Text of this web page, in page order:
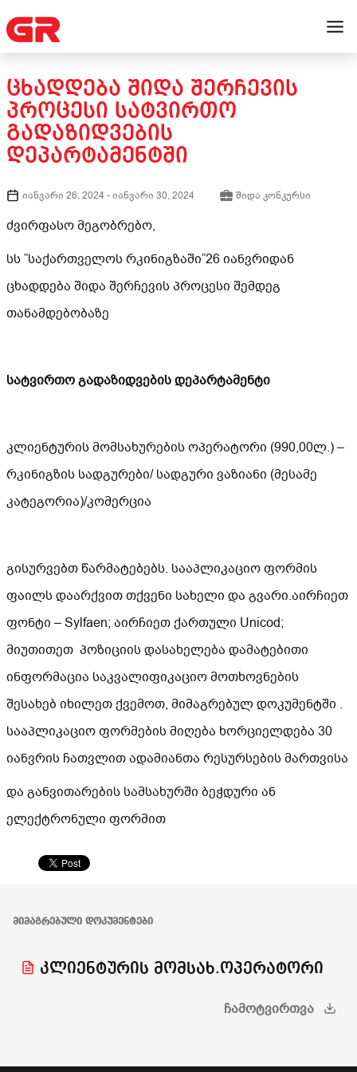
ᲪᲮᲐᲓᲓᲔᲑᲐ ᲨᲘᲓᲐ ᲨᲔᲠᲩᲔᲕᲘᲡ
ᲞᲠᲝᲪᲔᲡᲘ ᲡᲐᲢᲕᲘᲠᲗᲝ
ᲒᲐᲓᲐᲖᲘᲓᲕᲔᲑᲘᲡ
ᲓᲔᲞᲐᲠᲢᲐᲛᲔᲜᲢᲨᲘ
იანვარი 26, 2024 -იანვარი 30, 2024 შიდა კონკურსი
ძვირფასო მეგობრებო,
სს ”საქართველოს რკინიგზაში”26 იანვრიდან
ცხადდება შიდა შერჩევის პროცესი შემდეგ
თანამდებობაზე
სატვირთო გადაზიდვების დეპარტამენტი
კლიენტურის მომსახურების ოპერატორი (990,00ლ.) –
რკინიგზის სადგურები/ სადგური ვაზიანი (მესამე
კატეგორია)/კომერცია
გისურვებთ წარმატებებს. სააპლიკაციო ფორმის
ფაილს დაარქვით თქვენი სახელი და გვარი.აირჩიეთ
ფონტი – Sylfaen; აირჩიეთ ქართული Unicod;
მიუთითეთ პოზიციის დასახელება დამატებითი
ინფორმაცია საკვალიფიკაციო მოთხოვნების
შესახებ იხილეთ ქვემოთ, მიმაგრებულ დოკუმენტში .
სააპლიკაციო ფორმების მიღება ხორციელდება 30
იანვრის ჩათვლით ადამიანთა რესურსების მართვისა
და განვითარების სამსახურში ბეჭდური ან
ელექტრონული ფორმით
ᲛᲘᲛᲐᲒᲠᲔᲑᲣᲚᲘ ᲓᲝᲙᲣᲛᲔᲜᲢᲔᲑᲘ
კლიენტურის მომსახ.ოპერატორი
ᲩᲐᲛᲝᲢᲕᲘᲠᲗᲕᲐ